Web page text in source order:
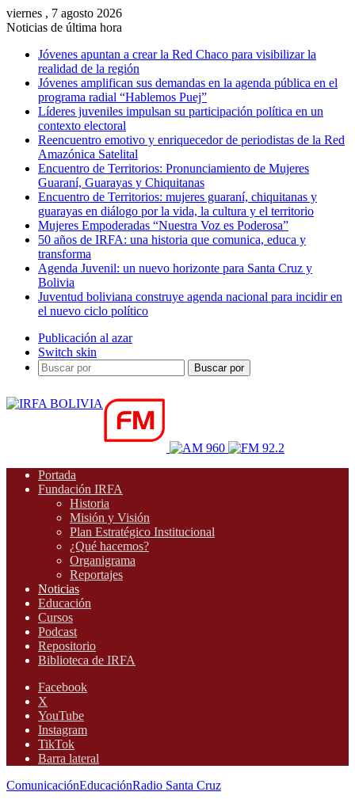
viernes , 7 agosto 2026
Noticias de última hora
Jóvenes apuntan a crear la Red Chaco para visibilizar la
realidad de la región
Jóvenes amplifican sus demandas en la agenda pública en el
programa radial “Hablemos Puej”
Líderes juveniles impulsan su participación política en un
contexto electoral
Reencuentro emotivo y enriquecedor de periodistas de la Red
Amazónica Satelital
Encuentro de Territorios: Pronunciamiento de Mujeres
Guaraní, Guarayas y Chiquitanas
Encuentro de Territorios: mujeres guaraní, chiquitanas y
guarayas en diálogo por la vida, la cultura y el territorio
Mujeres Empoderadas “Nuestra Voz es Poderosa”
50 años de IRFA: una historia que comunica, educa y
transforma
Agenda Juvenil: un nuevo horizonte para Santa Cruz y
Bolivia
Juventud boliviana construye agenda nacional para incidir en
el nuevo ciclo político
Publicación al azar
Switch skin
Buscar por
Portada
Fundación IRFA
Historia
Misión y Visión
Plan Estratégico Institucional
¿Qué hacemos?
Organigrama
Reportajes
Noticias
Educación
Cursos
Podcast
Repositorio
Biblioteca de IRFA
Facebook
X
YouTube
Instagram
TikTok
Barra lateral
ComunicaciónEducaciónRadio Santa Cruz